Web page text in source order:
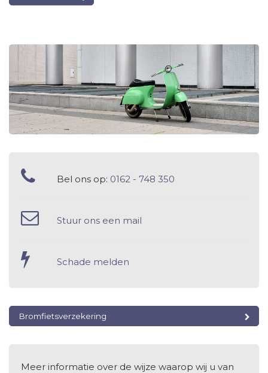
Bel ons op: 0162 - 748 350
Stuur ons een mail
Schade melden
Bromfietsverzekering
Meer informatie over de wijze waarop wij u van